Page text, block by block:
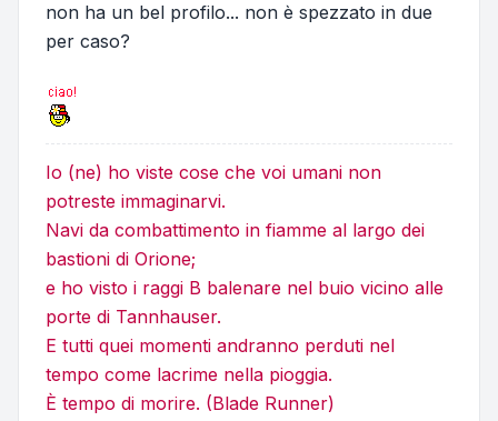
non ha un bel profilo... non è spezzato in due
per caso?
Io (ne) ho viste cose che voi umani non
potreste immaginarvi.
Navi da combattimento in fiamme al largo dei
bastioni di Orione;
e ho visto i raggi B balenare nel buio vicino alle
porte di Tannhauser.
E tutti quei momenti andranno perduti nel
tempo come lacrime nella pioggia.
È tempo di morire. (Blade Runner)